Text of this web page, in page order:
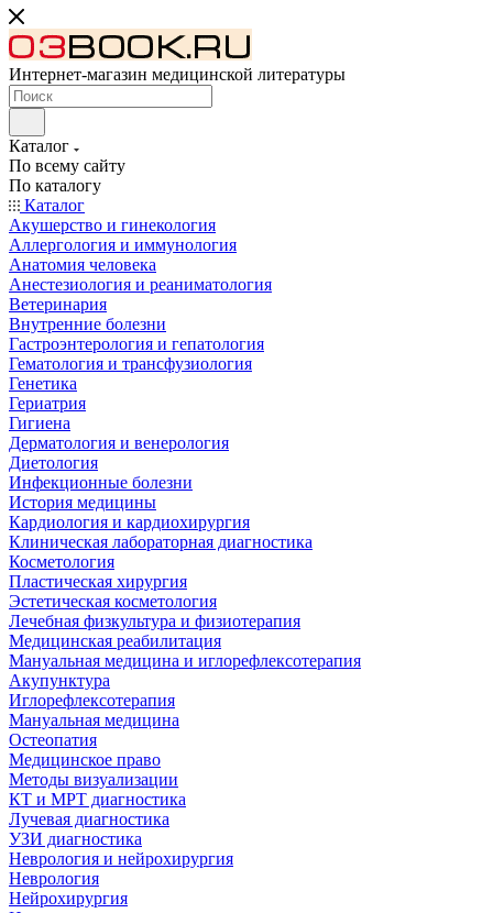
Интернет-магазин медицинской литературы
Каталог
По всему сайту
По каталогу
Каталог
Акушерство и гинекология
Аллергология и иммунология
Анатомия человека
Анестезиология и реаниматология
Ветеринария
Внутренние болезни
Гастроэнтерология и гепатология
Гематология и трансфузиология
Генетика
Гериатрия
Гигиена
Дерматология и венерология
Диетология
Инфекционные болезни
История медицины
Кардиология и кардиохирургия
Клиническая лабораторная диагностика
Косметология
Пластическая хирургия
Эстетическая косметология
Лечебная физкультура и физиотерапия
Медицинская реабилитация
Мануальная медицина и иглорефлексотерапия
Акупунктура
Иглорефлексотерапия
Мануальная медицина
Остеопатия
Медицинское право
Методы визуализации
КТ и МРТ диагностика
Лучевая диагностика
УЗИ диагностика
Неврология и нейрохирургия
Неврология
Нейрохирургия